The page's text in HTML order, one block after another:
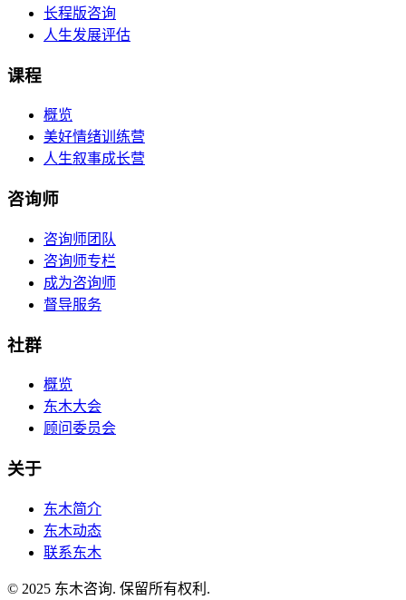
长程版咨询
人生发展评估
课程
概览
美好情绪训练营
人生叙事成长营
咨询师
咨询师团队
咨询师专栏
成为咨询师
督导服务
社群
概览
东木大会
顾问委员会
关于
东木简介
东木动态
联系东木
© 2025 东木咨询. 保留所有权利.